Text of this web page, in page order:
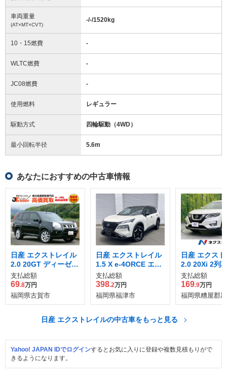
車両重量
(AT×MT×CVT)
-/-/1520kg
10・15燃費 -
WLTC燃費 -
JC08燃費 -
使用燃料 レギュラー
駆動方式 四輪駆動（4WD）
最小回転半径 5.6m
あなたにおすすめの中古車情報
日産 エクストレイル
2.0 20GT ディーゼル
ターボ 4WD
支払総額
69.8万円
福岡県古賀市
日産 エクストレイル
1.5 X e-4ORCE エク
ストリーマーX 4WD
支払総額
398.2万円
福岡県福津市
日産 エクス
2.0 20Xi 2列
支払総額
169.9万円
福岡県糟屋郡
日産 エクストレイルの中古車をもっと見る
Yahoo! JAPAN IDでログインするとお気に入りに登録や複数見積もりがで
きるようになります。